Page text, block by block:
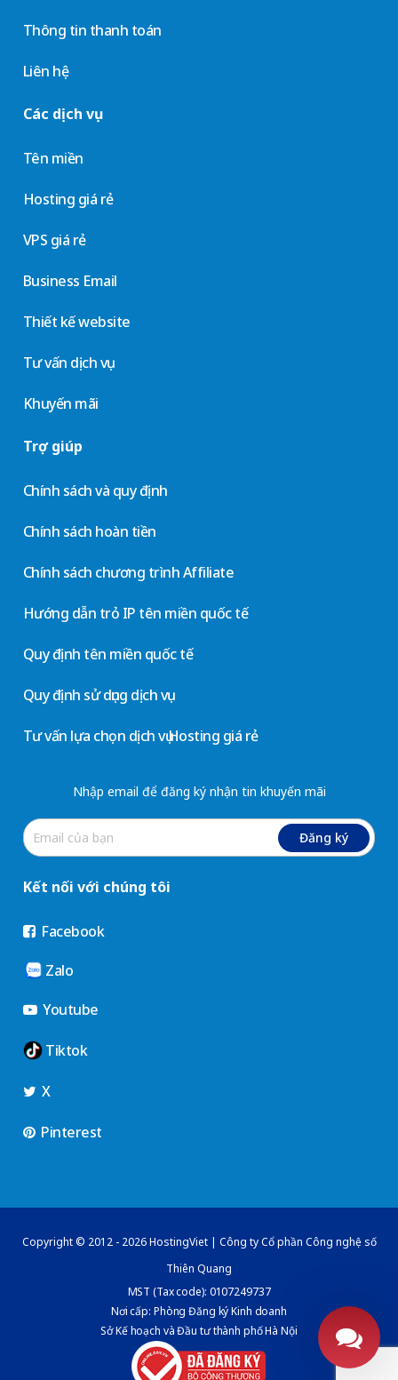
Thông tin thanh toán
Liên hệ
Các dịch vụ
Tên miền
Hosting giá rẻ
VPS giá rẻ
Business Email
Thiết kế website
Tư vấn dịch vụ
Khuyến mãi
Trợ giúp
Chính sách và quy định
Chính sách hoàn tiền
Chính sách chương trình Affiliate
Hướng dẫn trỏ IP tên miền quốc tế
Quy định tên miền quốc tế
Quy định sử dụng dịch vụ
Tư vấn lựa chọn dịch vụ Hosting giá rẻ
Nhập email để đăng ký nhận tin khuyến mãi
Đăng ký
Kết nối với chúng tôi
Facebook
Zalo
Youtube
Tiktok
X
Pinterest
Copyright © 2012 - 2026 HostingViet | Công ty Cổ phần Công nghệ số
Thiên Quang
MST (Tax code): 0107249737
Nơi cấp: Phòng Đăng ký Kinh doanh
Sở Kế hoạch và Đầu tư thành phố Hà Nội